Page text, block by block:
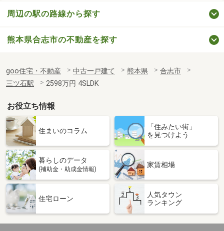
周辺の駅の路線から探す
熊本県合志市の不動産を探す
goo住宅・不動産 中古一戸建て 熊本県
合志市
三ツ石駅
2598万円 4SLDK
お役立ち情報
住まいのコラム
「住みたい街」
を見つけよう
暮らしのデータ
(補助金・助成金情報)
家賃相場
住宅ローン
人気タウン
ランキング